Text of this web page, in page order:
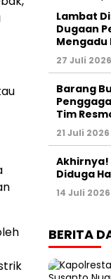
Lambat
Dugaan
Mengadu
27 Juli
Barang
Tim
21 Juli 2026
Akhirnya!
Diduga
14 Juli
BERITA